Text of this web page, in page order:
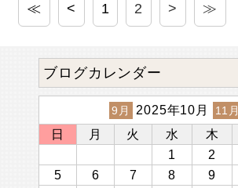
≪ < 1 2 > ≫
ブログカレンダー
9月 2025年10月 11月
日 月 火 水 木
1
2
5
6 7 8 9